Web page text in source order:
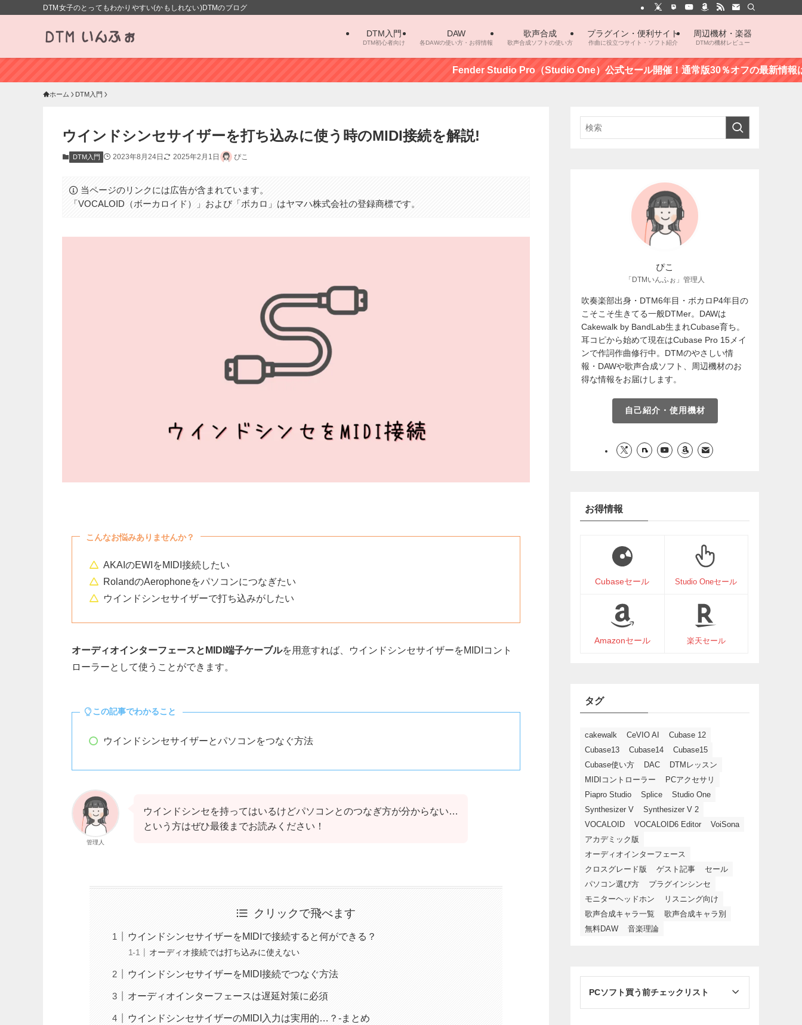
DTM女子のとってもわかりやすい(かもしれない)DTMのブログ
DTM入門
DTM初心者向け
DAW
各DAWの使い方・お得情報
歌声合成
歌声合成ソフトの使い方
プラグイン・便利サイト
作曲に役立つサイト・ソフト紹介
周辺機材・楽器
DTMの機材レビュー
Fender Studio Pro（Studio One）公式セール開催！通常版30％オフの最新情報はこちら
ホーム DTM入門
ウインドシンセサイザーを打ち込みに使う時のMIDI接続を解説!
DTM入門 2023年8月24日 2025年2月1日 ぴこ
当ページのリンクには広告が含まれています。
「VOCALOID（ボーカロイド）」および「ボカロ」はヤマハ株式会社の登録商標です。
こんなお悩みありませんか？
AKAIのEWIをMIDI接続したい
RolandのAerophoneをパソコンにつなぎたい
ウインドシンセサイザーで打ち込みがしたい
オーディオインターフェースとMIDI端子ケーブルを用意すれば、ウインドシンセサイザーをMIDIコント
ローラーとして使うことができます。
この記事でわかること
ウインドシンセサイザーとパソコンをつなぐ方法
管理人
ウインドシンセを持ってはいるけどパソコンとのつなぎ方が分からない…
という方はぜひ最後までお読みください！
クリックで飛べます
ウインドシンセサイザーをMIDIで接続すると何ができる？
オーディオ接続では打ち込みに使えない
ウインドシンセサイザーをMIDI接続でつなぐ方法
オーディオインターフェースは遅延対策に必須
ウインドシンセサイザーのMIDI入力は実用的…？-まとめ
ぴこ
「DTMいんふぉ」管理人
吹奏楽部出身・DTM6年目・ボカロP4年目の
こそこそ生きてる一般DTMer。DAWは
Cakewalk by BandLab生まれCubase育ち。
耳コピから始めて現在はCubase Pro 15メイ
ンで作詞作曲修行中。DTMのやさしい情
報・DAWや歌声合成ソフト、周辺機材のお
得な情報をお届けします。
自己紹介・使用機材
お得情報
Cubaseセール Studio Oneセール
Amazonセール 楽天セール
タグ
cakewalk CeVIO AI
Cubase 12
Cubase13
Cubase14
Cubase15
Cubase使い方
DAC
DTMレッスン
MIDIコントローラー
PCアクセサリ
Piapro Studio
Splice
Studio One
Synthesizer V
Synthesizer V 2
VOCALOID
VOCALOID6 Editor
VoiSona
アカデミック版
オーディオインターフェース
クロスグレード版
ゲスト記事
セール
パソコン選び方
プラグインシンセ
モニターヘッドホン
リスニング向け
歌声合成キャラ一覧
歌声合成キャラ別
無料DAW
音楽理論
PCソフト買う前チェックリスト